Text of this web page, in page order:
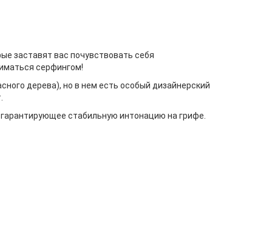
заставят вас почувствовать себя
серфингом!
дерева), но в нем есть особый дизайнерский
гарантирующее стабильную интонацию на грифе.